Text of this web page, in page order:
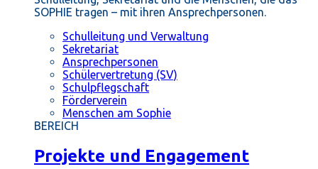
SOPHIE tragen – mit ihren Ansprechpersonen.
Schulleitung und Verwaltung
Sekretariat
Ansprechpersonen
Schülervertretung (SV)
Schulpflegschaft
Förderverein
Menschen am Sophie
BEREICH
Projekte und Engagement